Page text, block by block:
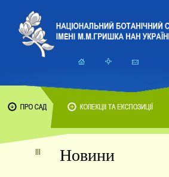
Новини